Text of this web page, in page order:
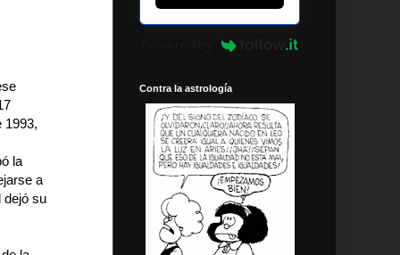
1993,
la
a
dejó su
Contra la astrología